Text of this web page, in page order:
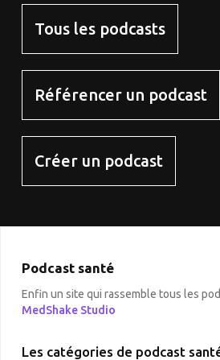
Tous les podcasts
Référencer un podcast
Créer un podcast
Podcast santé
Enfin un site qui rassemble tous les
MedShake Studio
Les catégories de podcast